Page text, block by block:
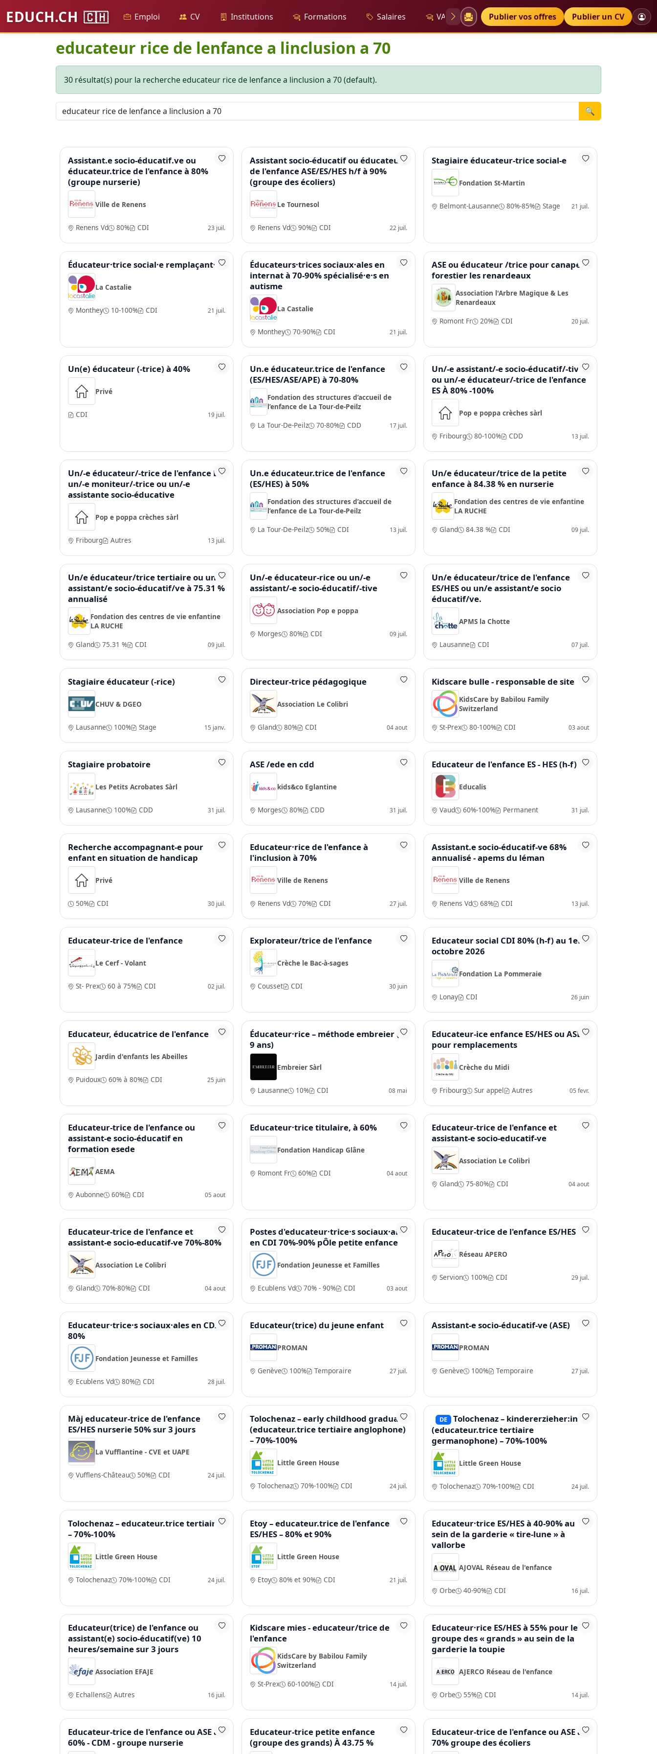
EDUCH.CH 🇨🇭 Emploi CV Institutions Formations Salaires VAE Diplômes Petites annonces
Publier vos offres Publier un CV
educateur rice de lenfance a linclusion a 70
30 résultat(s) pour la recherche educateur rice de lenfance a linclusion a 70 (default).
🔍
Assistant.e socio-éducatif.ve ou
éducateur.trice de l'enfance à 80%
(groupe nurserie)
Ville de Renens
Renens Vd 80% CDI 23 juil.
Assistant socio-éducatif ou éducateur
de l'enfance ASE/ES/HES h/f à 90%
(groupe des écoliers)
Le Tournesol
Renens Vd 90% CDI 22 juil.
Stagiaire éducateur-trice social-e
Fondation St-Martin
Belmont-Lausanne 80%-85% Stage 21 juil.
Éducateur·trice social·e remplaçant·e
La Castalie
Monthey 10-100% CDI 21 juil.
Éducateurs·trices sociaux·ales en
internat à 70-90% spécialisé·e·s en
autisme
La Castalie
Monthey 70-90% CDI 21 juil.
ASE ou éducateur /trice pour canapé
forestier les renardeaux
Association l'Arbre Magique & Les
Renardeaux
Romont Fr
20% CDI 20 juil.
Un(e) éducateur (-trice) à 40%
Privé
CDI 19 juil.
Un.e éducateur.trice de l'enfance
(ES/HES/ASE/APE) à 70-80%
Fondation des structures d’accueil de
l’enfance de La Tour-de-Peilz
La Tour-De-Peilz
70-80% CDD 17 juil.
Un/-e assistant/-e socio-éducatif/-tive
ou un/-e éducateur/-trice de l'enfance
ES À 80% -100%
Pop e poppa crèches sàrl
Fribourg 80-100% CDD 13 juil.
Un/-e éducateur/-trice de l'enfance ES,
un/-e moniteur/-trice ou un/-e
assistante socio-éducative
Pop e poppa crèches sàrl
Fribourg Autres 13 juil.
Un.e éducateur.trice de l'enfance
(ES/HES) à 50%
Fondation des structures d’accueil de
l’enfance de La Tour-de-Peilz
La Tour-De-Peilz
50% CDI 13 juil.
Un/e éducateur/trice de la petite
enfance à 84.38 % en nurserie
Fondation des centres de vie enfantine
LA RUCHE
Gland
84.38 % CDI 09 juil.
Un/e éducateur/trice tertiaire ou un/e
assistant/e socio-éducatif/ve à 75.31 %
annualisé
Fondation des centres de vie enfantine
LA RUCHE
Gland
75.31 % CDI 09 juil.
Un/-e éducateur-rice ou un/-e
assistant/-e socio-éducatif/-tive
Association Pop e poppa
Morges 80% CDI 09 juil.
Un/e éducateur/trice de l'enfance
ES/HES ou un/e assistant/e socio
éducatif/ve.
APMS la Chotte
Lausanne CDI 07 juil.
Stagiaire éducateur (-rice)
CHUV & DGEO
Lausanne 100% Stage 15 janv.
Directeur-trice pédagogique
Association Le Colibri
Gland 80% CDI 04 aout
Kidscare bulle - responsable de site
KidsCare by Babilou Family
Switzerland
St-Prex
80-100% CDI 03 aout
Stagiaire probatoire
Les Petits Acrobates Sàrl
Lausanne 100% CDD 31 juil.
ASE /ede en cdd
kids&co Eglantine
Morges 80% CDD 31 juil.
Educateur de l'enfance ES - HES (h-f)
Educalis
Vaud 60%-100% Permanent 31 juil.
Recherche accompagnant-e pour
enfant en situation de handicap
Privé
50% CDI 30 juil.
Educateur·rice de l'enfance à
l'inclusion à 70%
Ville de Renens
Renens Vd 70% CDI 27 juil.
Assistant.e socio-éducatif-ve 68%
annualisé - apems du léman
Ville de Renens
Renens Vd 68% CDI 13 juil.
Educateur-trice de l'enfance
Le Cerf - Volant
St- Prex 60 à 75% CDI 02 juil.
Explorateur/trice de l'enfance
Crèche le Bac-à-sages
Cousset CDI 30 juin
Educateur social CDI 80% (h-f) au 1er
octobre 2026
Fondation La Pommeraie
Lonay CDI 26 juin
Educateur, éducatrice de l'enfance
Jardin d'enfants les Abeilles
Puidoux 60% à 80% CDI 25 juin
Éducateur·rice – méthode embreier (4-
9 ans)
Embreier Sàrl
Lausanne 10% CDI 08 mai
Educateur-ice enfance ES/HES ou ASE
pour remplacements
Crèche du Midi
Fribourg Sur appel Autres 05 fevr.
Educateur-trice de l'enfance ou
assistant-e socio-éducatif en
formation esede
AEMA
Aubonne 60% CDI 05 aout
Educateur·trice titulaire, à 60%
Fondation Handicap Glâne
Romont Fr 60% CDI 04 aout
Educateur-trice de l'enfance et
assistant-e socio-educatif-ve
Association Le Colibri
Gland 75-80% CDI 04 aout
Educateur-trice de l'enfance et
assistant-e socio-educatif-ve 70%-80%
Association Le Colibri
Gland 70%-80% CDI 04 aout
Postes d'educateur·trice·s sociaux·ales
en CDI 70%-90% pÔle petite enfance
Fondation Jeunesse et Familles
Ecublens Vd 70% - 90% CDI 03 aout
Educateur-trice de l'enfance ES/HES
Réseau APERO
Servion 100% CDI 29 juil.
Educateur·trice·s sociaux·ales en CDI
80%
Fondation Jeunesse et Familles
Ecublens Vd 80% CDI 28 juil.
Educateur(trice) du jeune enfant
PROMAN
Genève 100% Temporaire 27 juil.
Assistant-e socio-éducatif-ve (ASE)
PROMAN
Genève 100% Temporaire 27 juil.
Màj educateur-trice de l'enfance
ES/HES nurserie 50% sur 3 jours
La Vufflantine - CVE et UAPE
Vufflens-Château 50% CDI 24 juil.
Tolochenaz – early childhood graduate
(educateur.trice tertiaire anglophone)
– 70%-100%
Little Green House
Tolochenaz 70%-100% CDI 24 juil.
DE
Tolochenaz – kindererzieher:in hf
(educateur.trice tertiaire
germanophone) – 70%-100%
Little Green House
Tolochenaz 70%-100% CDI 24 juil.
Tolochenaz – educateur.trice tertiaire
– 70%-100%
Little Green House
Tolochenaz 70%-100% CDI 24 juil.
Etoy – educateur.trice de l'enfance
ES/HES – 80% et 90%
Little Green House
Etoy 80% et 90% CDI 21 juil.
Educateur·trice ES/HES à 40-90% au
sein de la garderie « tire-lune » à
vallorbe
AJOVAL Réseau de l'enfance
Orbe 40-90% CDI 16 juil.
Educateur(trice) de l'enfance ou
assistant(e) socio-éducatif(ve) 10
heures/semaine sur 3 jours
Association EFAJE
Echallens Autres 16 juil.
Kidscare mies - educateur/trice de
l'enfance
KidsCare by Babilou Family
Switzerland
St-Prex
60-100% CDI 14 juil.
Educateur·rice ES/HES à 55% pour le
groupe des « grands » au sein de la
garderie la toupie
AJERCO Réseau de l'enfance
Orbe 55% CDI 14 juil.
Educateur-trice de l'enfance ou ASE à
60% - CDM - groupe nurserie
Educateur-trice petite enfance
(groupe des grands) À 43.75 %
Educateur-trice de l'enfance ou ASE à
70% groupe des écoliers